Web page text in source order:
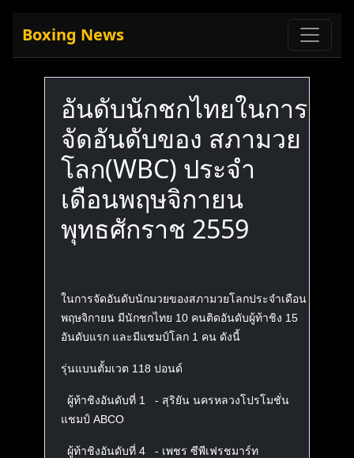
Boxing News
อันดับนักชกไทยในการ
จัดอันดับของ สภามวย
โลก(WBC) ประจำ
เดือนพฤษจิกายน
พุทธศักราช 2559
ในการจัดอันดับนักมวยของสภามวยโลกประจำเดือน
พฤษจิกายน มีนักชกไทย 10 คนติดอันดับผู้ท้าชิง 15
อันดับแรก และมีแชมป์โลก 1 คน ดังนี้
รุ่นแบนตั้มเวต 118 ปอนด์
ผู้ท้าชิงอันดับที่ 1 - สุริยัน นครหลวงโปรโมชั่น
แชมป์ ABCO
ผู้ท้าชิงอันดับที่ 4 - เพชร ซีพีเฟรชมาร์ท